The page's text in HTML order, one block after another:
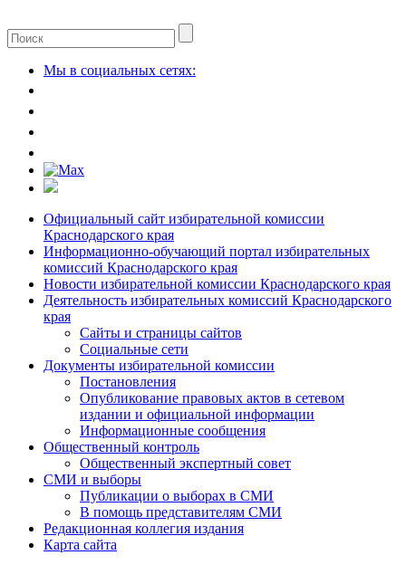
Мы в социальных сетях:
Официальный сайт избирательной комиссии
Краснодарского края
Информационно-обучающий портал избирательных
комиссий Краснодарского края
Новости избирательной комиссии Краснодарского края
Деятельность избирательных комиссий Краснодарского
края
Сайты и страницы сайтов
Социальные сети
Документы избирательной комиссии
Постановления
Опубликование правовых актов в сетевом
издании и официальной информации
Информационные сообщения
Общественный контроль
Общественный экспертный совет
СМИ и выборы
Публикации о выборах в СМИ
В помощь представителям СМИ
Редакционная коллегия издания
Карта сайта